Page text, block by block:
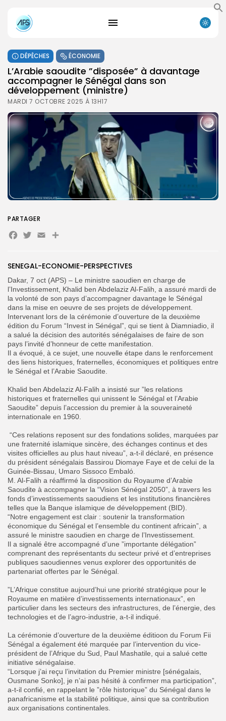
for:
FR
DÉPÊCHES ÉCONOMIE
L’Arabie saoudite ”disposée” à davantage
accompagner le Sénégal dans son
développement (ministre)
MARDI 7 OCTOBRE 2025 À 13H17
SENEGAL-ECONOMIE-PERSPECTIVES
‎Dakar, 7 oct (APS) – Le ministre saoudien en charge de
l’Investissement, Khalid ben Abdelaziz Al-Falih, a assuré mardi de
la volonté de son pays d’accompagner davantage le Sénégal
dans la mise en oeuvre de ses projets de développement.
Intervenant lors de la cérémonie d’ouverture de la deuxième
édition du Forum “Invest in Sénégal”, qui se tient à Diamniadio, il
a salué la décision des autorités sénégalaises de faire de son
pays l’invité d’honneur de cette manifestation.
Il a évoqué, à ce sujet, une nouvelle étape dans le renforcement
des liens historiques, fraternelles, économiques et politiques entre
le Sénégal et l’Arabie Saoudite.
Khalid ben Abdelaziz Al-Falih a insisté sur ”les relations
historiques et fraternelles qui unissent le Sénégal et l’Arabie
Saoudite” depuis l’accession du premier à la souveraineté
internationale en 1960.
‎‎ “Ces relations reposent sur des fondations solides, marquées par
une fraternité islamique sincère, des échanges continus et des
visites officielles au plus haut niveau”, a-t-il déclaré, en présence
du président sénégalais Bassirou Diomaye Faye et de celui de la
Guinée-Bissau, Umaro Sissoco Embaló.
‎‎M. Al-Falih a réaffirmé la disposition du Royaume d’Arabie
Saoudite à accompagner la “Vision Sénégal 2050”, à travers les
fonds d’investissements saoudiens et les institutions financières
telles que la Banque islamique de développement (BID).
“Notre engagement est clair : soutenir la transformation
économique du Sénégal et l’ensemble du continent africain”, a
assuré le ministre saoudien en charge de l’Investissement.
Il a signalé être accompagné d’une ”importante délégation”
comprenant des représentants du secteur privé et d’entreprises
publiques saoudiennes venus explorer des opportunités de
partenariat offertes par le Sénégal.
‎”L’Afrique constitue aujourd’hui une priorité stratégique pour le
Royaume en matière d’investissements internationaux”, en
particulier dans les secteurs des infrastructures, de l’énergie, des
technologies et de l’agro-industrie, a-t-il indiqué.
‎La cérémonie d’ouverture de la deuxième éditioon du Forum Fii
Sénégal a également été marquée par l’intervention du vice-
président de l’Afrique du Sud, Paul Mashatile, qui a salué cette
initiative sénégalaise.
“Lorsque j’ai reçu l’invitation du Premier ministre [sénégalais,
Ousmane Sonko], je n’ai pas hésité à confirmer ma participation”,
a-t-il confié, en rappelant le ”rôle historique” du Sénégal dans le
panafricanisme et la stabilité politique, ainsi que sa contribution
aux organisations continentales.
PARTAGER
Facebook
Twitter
EmailPartager